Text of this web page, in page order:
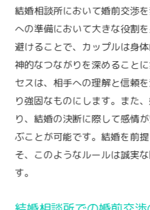
結婚相談所において婚前交渉
への準備において大きな役割
避けることで、カップルは身
神的なつながりを深めること
セスは、相手への理解と信頼
り強固なものにします。また
り、結婚の決断に際して感情
ぶことが可能です。結婚を前
そ、このようなルールは誠実
す。